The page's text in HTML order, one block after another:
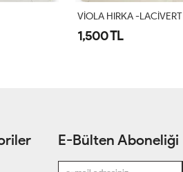
VİOLA HIRKA -LACİVERT
1,500 TL
E-Bülten Aboneliği